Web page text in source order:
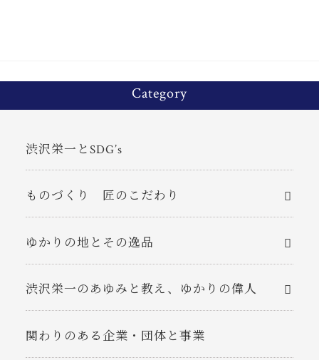
Category
渋沢栄一とSDG’s
ものづくり 匠のこだわり
ゆかりの地とその逸品
渋沢栄一のあゆみと教え、ゆかりの偉人
関わりのある企業・団体と事業